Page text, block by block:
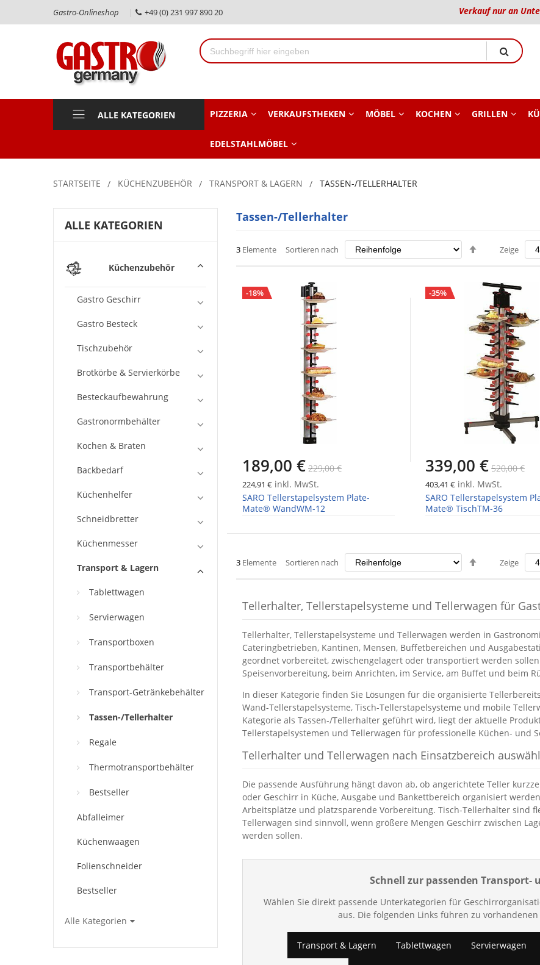
Gastro-Onlineshop +49 (0) 231 997 890 20 Verkauf nur an
ALLE KATEGORIEN PIZZERIA VERKAUFSTHEKEN MÖBEL KOCHEN GRILLEN
EDELSTAHLMÖBEL
STARTSEITE KÜCHENZUBEHÖR TRANSPORT & LAGERN TASSEN-/TELLERHALTER
Tassen-/Tellerhalter
3 Elemente Sortieren nach
Absteigend
Zeige
-18%
189,00 € 229,00 €
224,91 € inkl. MwSt.
SARO Tellerstapelsystem Plate-
Mate® WandWM-12
-35%
339,00 € 520,00 €
403,41 €inkl. MwSt.
SARO Tellerstapelsystem
Mate® TischTM-36
3 Elemente Sortieren nach
Absteigend
Zeige
Tellerhalter, Tellerstapelsysteme und Tellerwagen für
Tellerhalter, Tellerstapelsysteme und Tellerwagen werden in
Cateringbetrieben, Kantinen, Mensen, Buffetbereichen und
geordnet vorbereitet, zwischengelagert oder transportiert werden
Speisenvorbereitung, beim Anrichten, im Service, am Buffet und beim
In dieser Kategorie finden Sie Lösungen für die organisierte
Wand-Tellerstapelsysteme, Tisch-Tellerstapelsysteme und mobile
Kategorie als Tassen-/Tellerhalter geführt wird, liegt der aktuelle
Tellerstapelsystemen und Tellerwagen für professionelle Küchen- und
Tellerhalter und Tellerwagen nach Einsatzbereich
Die passende Ausführung hängt davon ab, ob angerichtete Teller
oder Geschirr in Küche, Ausgabe und Bankettbereich organisiert
Arbeitsplätze und platzsparende Vorbereitung. Tisch-Tellerhalter sind
Tellerwagen sind sinnvoll, wenn größere Mengen Geschirr zwischen
werden sollen.
Schnell zur passenden Transport-
Wählen Sie direkt passende Unterkategorien für
aus. Die folgenden Links führen zu
Transport & Lagern Tablettwagen Servierwagen
ALLE KATEGORIEN
Küchenzubehör
Gastro Geschirr
Gastro Besteck
Tischzubehör
Brotkörbe & Servierkörbe
Besteckaufbewahrung
Gastronormbehälter
Kochen & Braten
Backbedarf
Küchenhelfer
Schneidbretter
Küchenmesser
Transport & Lagern
Tablettwagen
Servierwagen
Transportboxen
Transportbehälter
Transport-Getränkebehälter
Tassen-/Tellerhalter
Regale
Thermotransportbehälter
Bestseller
Abfalleimer
Küchenwaagen
Folienschneider
Bestseller
Alle Kategorien